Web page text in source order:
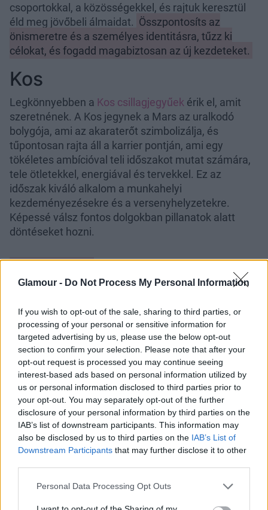
Glamour - Do Not Process My Personal Information
If you wish to opt-out of the sale, sharing to third parties, or
processing of your personal or sensitive information for
targeted advertising by us, please use the below opt-out
section to confirm your selection. Please note that after your
opt-out request is processed you may continue seeing
interest-based ads based on personal information utilized by
us or personal information disclosed to third parties prior to
your opt-out. You may separately opt-out of the further
disclosure of your personal information by third parties on the
IAB’s list of downstream participants. This information may
also be disclosed by us to third parties on the IAB’s List of
Downstream Participants that may further disclose it to other
Please note that this website/app uses one or more Google
Personal Data Processing Opt Outs
csoportokkal, a közösségekkel, és rajtuk keresztül
éld meg jövőbeli álmaidat. Összpontosíts az
önismeretre és a személyes identitásra, tűzz ki
célokat, és fogadd magabiztosan az új kezdeteket.
Kos
Legkönnyebben a Kos csillagjegyűek érik el, amit
szeretnének. A Kos jegynek a Mars az uralkodó
bolygója, ami az akaraterőt szimbolizálja, és
tűpontosan rajta áll a karrier pontján, ami egy
tökéletes ambícióval teli időszakot mutat számára,
tele ötletekkel, energiával és tervekkel. Ez az
időszak kiváló alkalom a munkahelyi
kezdeményezésekre és a versenyhelyzetekre.
Képessé válsz fontos dolgokban pillanatok alatt
döntéseket hozni.
Ők a legokosabb csillagjegyek az
összes közül